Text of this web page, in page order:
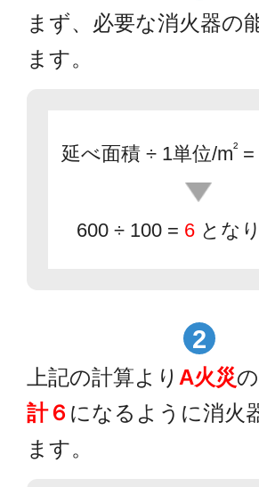
まず、必要な消火器の
ます。
延べ面積 ÷ 1単位/m²=
600 ÷ 100 = 6 とな
2
上記の計算より A火災
計６ になるように消火
ます。